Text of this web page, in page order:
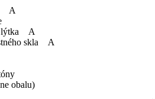
A
lýtka A
skla A
obalu)